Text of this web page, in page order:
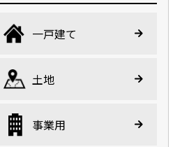
一戸建て
土地
事業用